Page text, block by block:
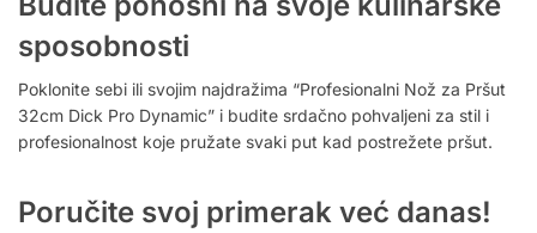
sposobnosti
Poklonite sebi ili svojim najdražima “Profesionalni Nož za Pršut
32cm Dick Pro Dynamic” i budite srdačno pohvaljeni za stil i
profesionalnost koje pružate svaki put kad postrežete pršut.
Poručite svoj primerak već danas!